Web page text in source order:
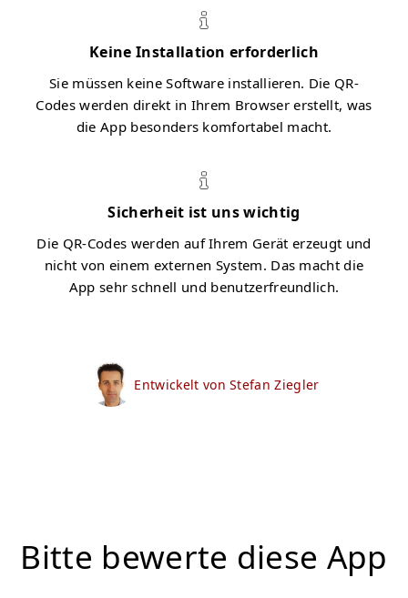
Keine Installation erforderlich
Sie müssen keine Software installieren. Die QR-
Codes werden direkt in Ihrem Browser erstellt, was
die App besonders komfortabel macht.
Sicherheit ist uns wichtig
Die QR-Codes werden auf Ihrem Gerät erzeugt und
nicht von einem externen System. Das macht die
App sehr schnell und benutzerfreundlich.
Entwickelt von Stefan Ziegler
Bitte bewerte diese App